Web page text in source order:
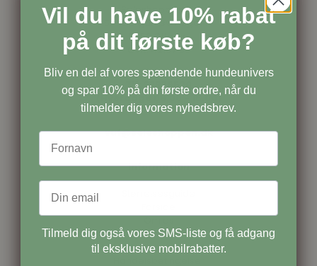
Seleshoppen.dk
Søndergårdsvænget 16
5450 Otterup
CVR: 42157198
Tlf: 22976520
(Hverdage 09.00 - 15.00)
vuf@seleshoppen.dk
Information
Om os
Kontakt os
Nyhedsbrev
Vil du have 10% rabat
på dit første køb?
Bliv en del af vores spændende hundeunivers
og spar 10% på din første ordre, når du
tilmelder dig vores nyhedsbrev.
Tilmeld dig også vores SMS-liste og få adgang
til eksklusive mobilrabatter.